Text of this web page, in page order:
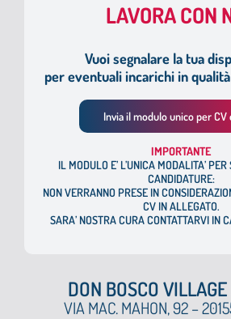
LAVORA CON
Vuoi segnalare la tua
per eventuali incarichi in
Invia il modulo unico per CV
IMPORTANTE
IL MODULO E’ L’UNICA MODALITA’
CANDIDATURE:
NON VERRANNO PRESE IN
CV IN ALLEGATO.
SARA’ NOSTRA CURA CONTATTARVI IN
DON BOSCO
VIA MAC. MAHON, 92 –